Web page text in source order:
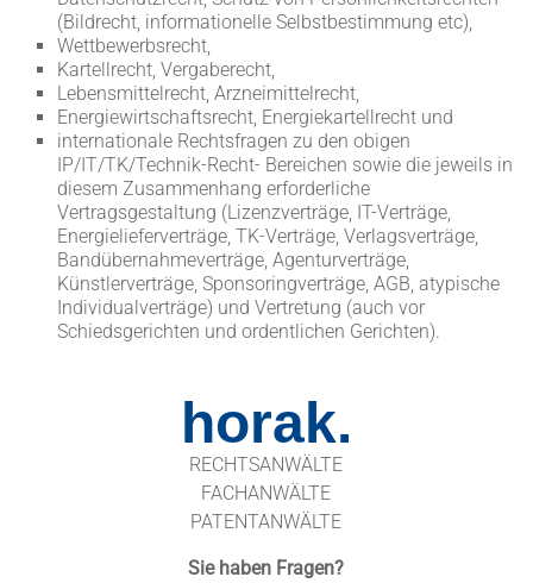
(Bildrecht, informationelle Selbstbestimmung etc),
Wettbewerbsrecht,
Kartellrecht, Vergaberecht,
Lebensmittelrecht, Arzneimittelrecht,
Energiewirtschaftsrecht, Energiekartellrecht und
internationale Rechtsfragen zu den obigen
IP/IT/TK/Technik-Recht- Bereichen sowie die jeweils in
diesem Zusammenhang erforderliche
Vertragsgestaltung (Lizenzverträge, IT-Verträge,
Energielieferverträge, TK-Verträge, Verlagsverträge,
Bandübernahmeverträge, Agenturverträge,
Künstlerverträge, Sponsoringverträge, AGB, atypische
Individualverträge) und Vertretung (auch vor
Schiedsgerichten und ordentlichen Gerichten).
horak.
RECHTSANWÄLTE
FACHANWÄLTE
PATENTANWÄLTE
Sie haben Fragen?